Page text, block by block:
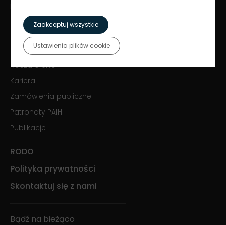
Kontakt PAIH24:
Kim jesteśmy?
Jak pomagamy?
Nasza oferta
Kariera
Zamówienia publiczne
Patronaty PAIH
Publikacje
RODO
Polityka prywatności
Skontaktuj się z nami
Bądź na bieżąco
Zaakceptuj wszystkie
Ustawienia plików cookie